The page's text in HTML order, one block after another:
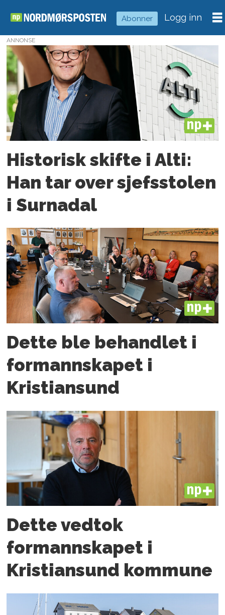
Abonner Logg inn
Tag:
eiendomsforvaltning
ANNONSE
PLUS
Historisk skifte i Alti:
Han tar over sjefsstolen
i Surnadal
PLUS
Dette ble behandlet i
formannskapet i
Kristiansund
PLUS
Dette vedtok
formannskapet i
Kristiansund kommune